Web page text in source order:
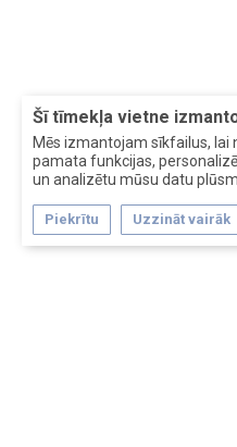
Šī tīmekļa vietne
Mēs izmantojam sīkfailus, lai
pamata funkcijas,
un analizētu mūsu datu
Piekrītu Uzzināt vairāk